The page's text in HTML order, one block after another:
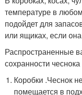
температуре в
подойдет для
или ящиках, если
Распространенные
сохранности
Коробки .Чеснок
помещается в